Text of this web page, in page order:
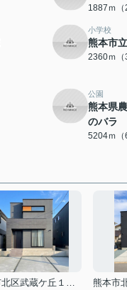
1887ｍ（
小学校
熊本市
2360ｍ（
公園
熊本県
のバラ
5204ｍ（
熊本市北区武蔵ケ丘１丁目